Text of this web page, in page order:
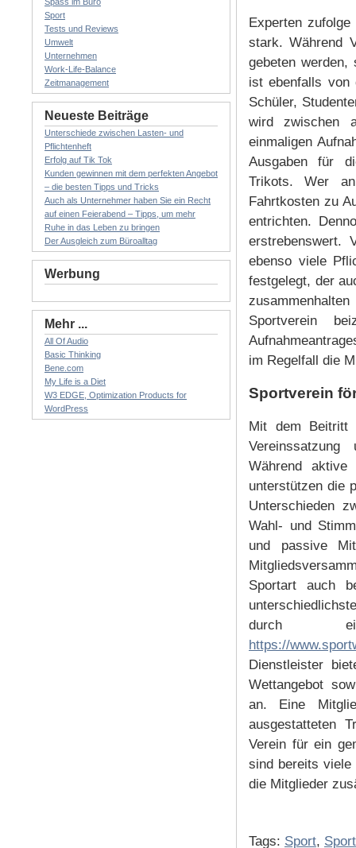
Experten
stark. Während
gebeten werden,
ist ebenfalls von
Schüler,
wird zwischen
einmaligen
Ausgaben für
Trikots. Wer
Fahrtkosten zu
entrichten.
erstrebenswert.
ebenso viele
festgelegt, der
Sportverein
im Regelfall die
Sportverein
Mit dem
Während aktive
unterstützen die
Unterschieden
Wahl- und
und passive
Sportart auch
durch
https://
Dienstleister
Wettangebot
an. Eine
ausgestatteten
Verein für ein
sind bereits viele
die Mitglieder
Tags: Sport,
Sport
Tests und Reviews
Umwelt
Unternehmen
Work-Life-Balance
Zeitmanagement
Neueste Beiträge
Unterschiede zwischen Lasten- und
Pflichtenheft
Erfolg auf Tik Tok
Kunden gewinnen mit dem perfekten Angebot
– die besten Tipps und Tricks
Auch als Unternehmer haben Sie ein Recht
auf einen Feierabend – Tipps, um mehr
Ruhe in das Leben zu bringen
Der Ausgleich zum Büroalltag
Werbung
Mehr ...
All Of Audio
Basic Thinking
Bene.com
My Life is a Diet
W3 EDGE, Optimization Products for
WordPress